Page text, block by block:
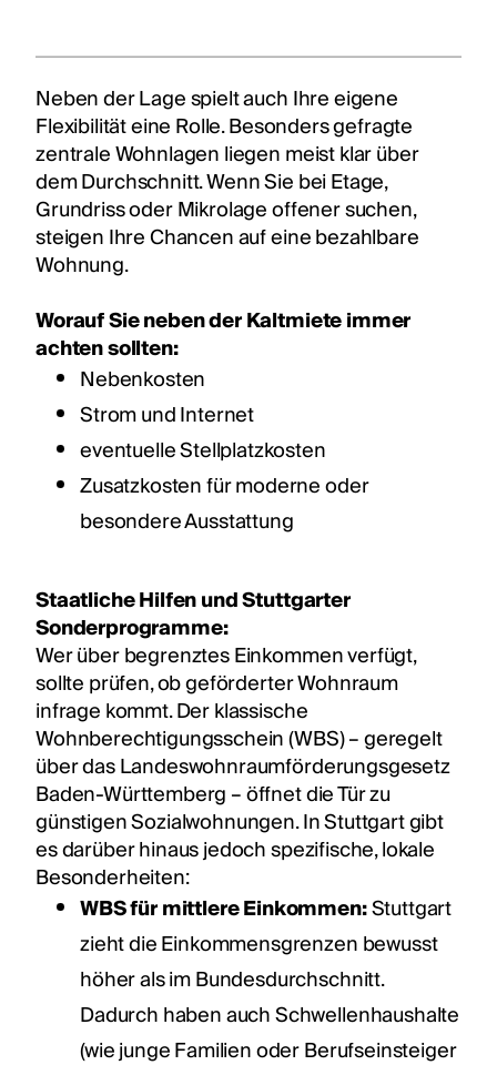
Neben der Lage spielt auch Ihre eigene
Flexibilität eine Rolle. Besonders gefragte
zentrale Wohnlagen liegen meist klar über
dem Durchschnitt. Wenn Sie bei Etage,
Grundriss oder Mikrolage offener suchen,
steigen Ihre Chancen auf eine bezahlbare
Wohnung.
Worauf Sie neben der Kaltmiete immer
achten sollten:
Nebenkosten
Strom und Internet
eventuelle Stellplatzkosten
Zusatzkosten für moderne oder
besondere Ausstattung
Staatliche Hilfen und Stuttgarter
Sonderprogramme:
Wer über begrenztes Einkommen verfügt,
sollte prüfen, ob geförderter Wohnraum
infrage kommt. Der klassische
Wohnberechtigungsschein (WBS) – geregelt
über das Landeswohnraumförderungsgesetz
Baden-Württemberg – öffnet die Tür zu
günstigen Sozialwohnungen. In Stuttgart gibt
es darüber hinaus jedoch spezifische, lokale
Besonderheiten:
WBS für mittlere Einkommen:Stuttgart
zieht die Einkommensgrenzen bewusst
höher als im Bundesdurchschnitt.
Dadurch haben auch Schwellenhaushalte
(wie junge Familien oder Berufseinsteiger